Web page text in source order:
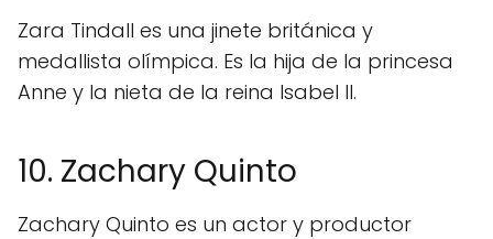
Zara Tindall es una jinete británica y
medallista olímpica. Es la hija de la princesa
Anne y la nieta de la reina Isabel II.
10. Zachary Quinto
Zachary Quinto es un actor y productor